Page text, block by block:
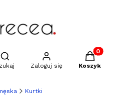
Otwórz wyszukiwarkę
Zaloguj się
Produkty w
Koszyk
Kurtki